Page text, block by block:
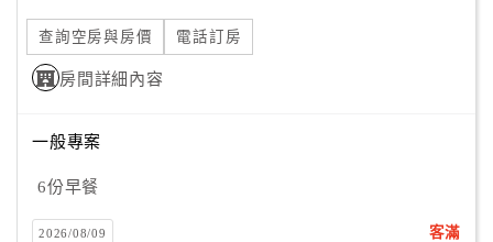
查詢空房與房價 電話訂房
房間詳細內容
一般專案
6份早餐
2026/08/09 客滿